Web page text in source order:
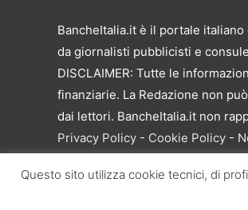
BancheItalia.it è il portale
da giornalisti pubblicisti e
DISCLAIMER: Tutte le
finanziarie. La Redazione non
dai lettori. BancheItalia.it non
Privacy Policy - Cookie Policy -
senza esplicita autorizzazione
Questo sito utilizza cookie tecnici, di